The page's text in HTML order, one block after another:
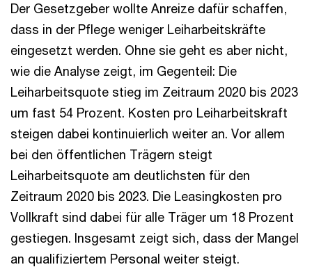
Der Gesetzgeber wollte Anreize dafür schaffen,
dass in der Pflege weniger Leiharbeitskräfte
eingesetzt werden. Ohne sie geht es aber nicht,
wie die Analyse zeigt, im Gegenteil: Die
Leiharbeitsquote stieg im Zeitraum 2020 bis 2023
um fast 54 Prozent. Kosten pro Leiharbeitskraft
steigen dabei kontinuierlich weiter an. Vor allem
bei den öffentlichen Trägern steigt
Leiharbeitsquote am deutlichsten für den
Zeitraum 2020 bis 2023. Die Leasingkosten pro
Vollkraft sind dabei für alle Träger um 18 Prozent
gestiegen. Insgesamt zeigt sich, dass der Mangel
an qualifiziertem Personal weiter steigt.